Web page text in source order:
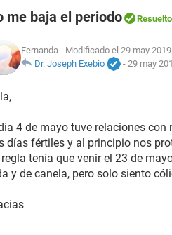
me baja el periodo Resuelto
Fernanda - Modificado el 29 may
Dr. Joseph Exebio
- 29 may
4 de mayo tuve relaciones
días fértiles y al principio nos
tenía que venir el 23 de
y de canela, pero solo siento